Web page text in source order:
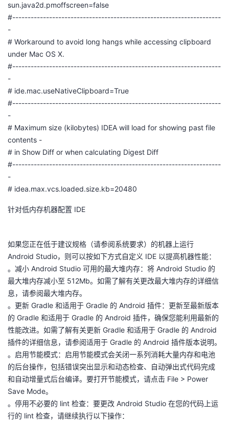
sun.java2d.pmoffscreen=false
#--------------------------------------------------------------------
-
# Workaround to avoid long hangs while accessing clipboard
under Mac OS X.
#--------------------------------------------------------------------
-
# ide.mac.useNativeClipboard=True
#--------------------------------------------------------------------
-
# Maximum size (kilobytes) IDEA will load for showing past file
contents -
# in Show Diff or when calculating Digest Diff
#--------------------------------------------------------------------
-
# idea.max.vcs.loaded.size.kb=20480
针对低内存机器配置 IDE
如果您正在低于建议规格（请参阅系统要求）的机器上运行
Android Studio，则可以按如下方式自定义 IDE 以提高机器性能：
。减小 Android Studio 可用的最大堆内存：将 Android Studio 的
最大堆内存减小至 512Mb。如需了解有关更改最大堆内存的详细信
息，请参阅最大堆内存。
。更新 Gradle 和适用于 Gradle 的 Android 插件：更新至最新版本
的 Gradle 和适用于 Gradle 的 Android 插件，确保您能利用最新的
性能改进。如需了解有关更新 Gradle 和适用于 Gradle 的 Android
插件的详细信息，请参阅适用于 Gradle 的 Android 插件版本说明。
。启用节能模式：启用节能模式会关闭一系列消耗大量内存和电池
的后台操作，包括错误突出显示和动态检查、自动弹出式代码完成
和自动增量式后台编译。要打开节能模式，请点击 File > Power
Save Mode。
。停用不必要的 lint 检查：要更改 Android Studio 在您的代码上运
行的 lint 检查，请继续执行以下操作：